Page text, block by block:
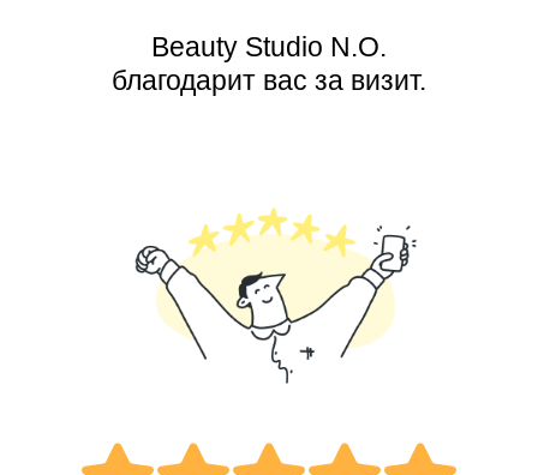
Beauty Studio N.O.
благодарит вас за визит.